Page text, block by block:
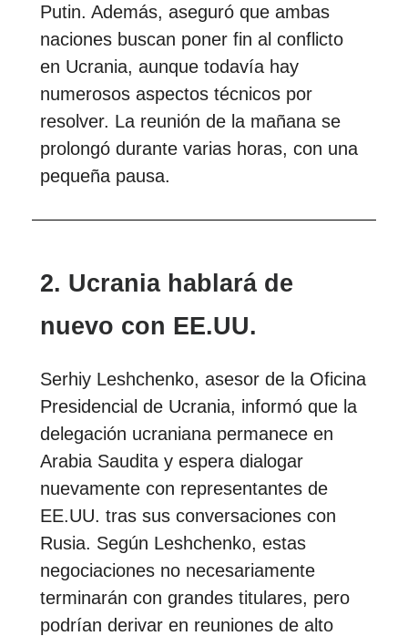
Putin. Además, aseguró que ambas
naciones buscan poner fin al conflicto
en Ucrania, aunque todavía hay
numerosos aspectos técnicos por
resolver. La reunión de la mañana se
prolongó durante varias horas, con una
pequeña pausa.
2. Ucrania hablará de
nuevo con EE.UU.
Serhiy Leshchenko, asesor de la Oficina
Presidencial de Ucrania, informó que la
delegación ucraniana permanece en
Arabia Saudita y espera dialogar
nuevamente con representantes de
EE.UU. tras sus conversaciones con
Rusia. Según Leshchenko, estas
negociaciones no necesariamente
terminarán con grandes titulares, pero
podrían derivar en reuniones de alto